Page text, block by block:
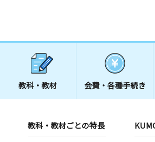
教科・教材 会費・ 各種手続き
教科・教材ごとの特長